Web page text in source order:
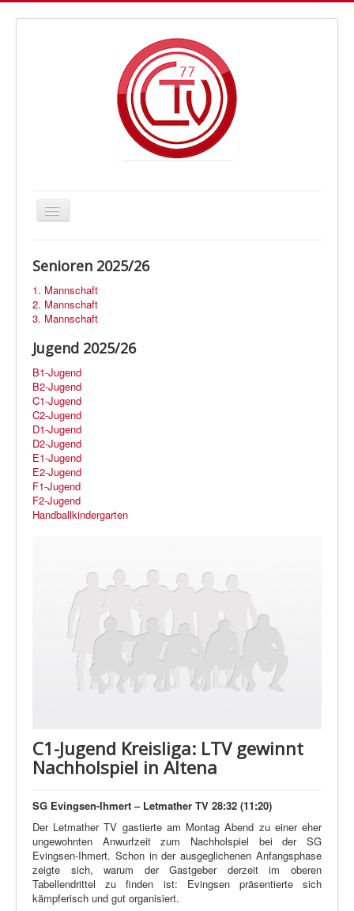
Navigation
an/aus
Vorstand
Trainer
Senioren 2025/26
1. Mannschaft
2. Mannschaft
3. Mannschaft
Jugend 2025/26
B1-Jugend
B2-Jugend
C1-Jugend
C2-Jugend
D1-Jugend
D2-Jugend
E1-Jugend
E2-Jugend
F1-Jugend
F2-Jugend
Handballkindergarten
C1-Jugend Kreisliga: LTV gewinnt
Nachholspiel in Altena
SG Evingsen-Ihmert – Letmather TV 28:32 (11:20)
Der Letmather TV gastierte am Montag Abend zu einer eher
ungewohnten Anwurfzeit zum Nachholspiel bei der SG
Evingsen-Ihmert. Schon in der ausgeglichenen Anfangsphase
zeigte sich, warum der Gastgeber derzeit im oberen
Tabellendrittel zu finden ist: Evingsen präsentierte sich
kämpferisch und gut organisiert.